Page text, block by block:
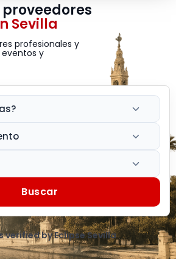
Sevilla
profesionales y
eventos y
Buscar
verified by Eclipse Sevilla